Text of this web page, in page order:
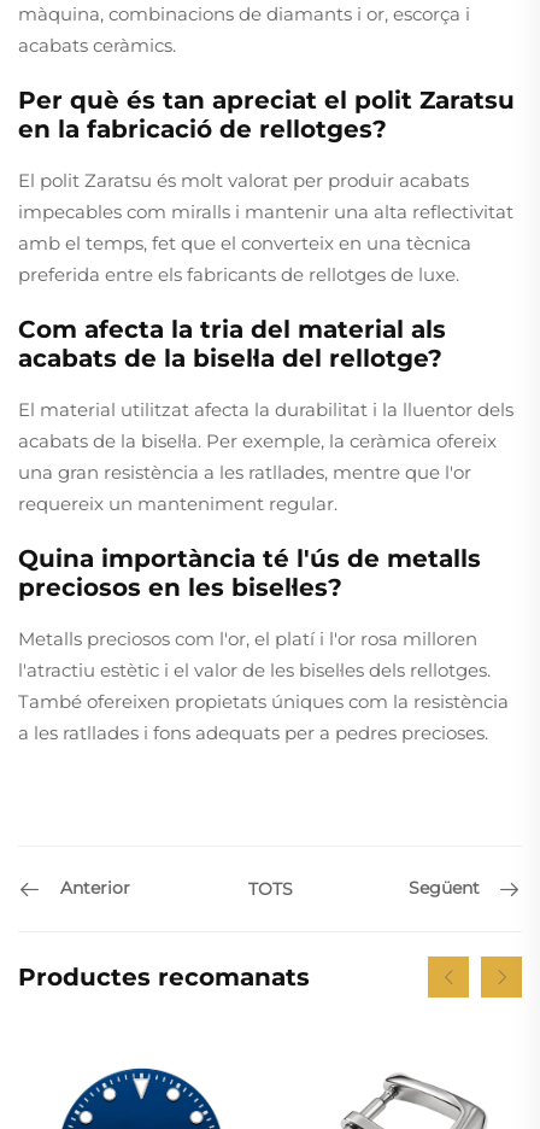
màquina, combinacions de diamants i or, escorça i
acabats ceràmics.
Per què és tan apreciat el polit Zaratsu
en la fabricació de rellotges?
El polit Zaratsu és molt valorat per produir acabats
impecables com miralls i mantenir una alta reflectivitat
amb el temps, fet que el converteix en una tècnica
preferida entre els fabricants de rellotges de luxe.
Com afecta la tria del material als
acabats de la bisel·la del rellotge?
El material utilitzat afecta la durabilitat i la lluentor dels
acabats de la bisel·la. Per exemple, la ceràmica ofereix
una gran resistència a les ratllades, mentre que l'or
requereix un manteniment regular.
Quina importància té l'ús de metalls
preciosos en les bisel·les?
Metalls preciosos com l'or, el platí i l'or rosa milloren
l'atractiu estètic i el valor de les bisel·les dels rellotges.
També ofereixen propietats úniques com la resistència
a les ratllades i fons adequats per a pedres precioses.
Anterior TOTS Següent
Productes recomanats